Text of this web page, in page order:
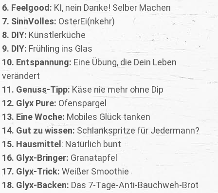
6. Feelgood: KI, nein Danke! Selber Machen
7. SinnVolles: OsterEi(nkehr)
8. DIY: Künstlerküche
9. DIY: Frühling ins Glas
10. Entspannung: Eine Übung, die Dein Leben
verändert
11. Genuss-Tipp: Käse nie mehr ohne Dip
12. Glyx Pure: Ofenspargel
13. Eine Woche: Mobiles Glück tanken
14. Gut zu wissen: Schlankspritze für Jedermann?
15. Hausmittel : Natürlich bunt
16. Glyx-Bringer: Granatapfel
17. Glyx-Trick: Weißer Smoothie
18. Glyx-Backen: Das 7-Tage-Anti-Bauchweh-Brot